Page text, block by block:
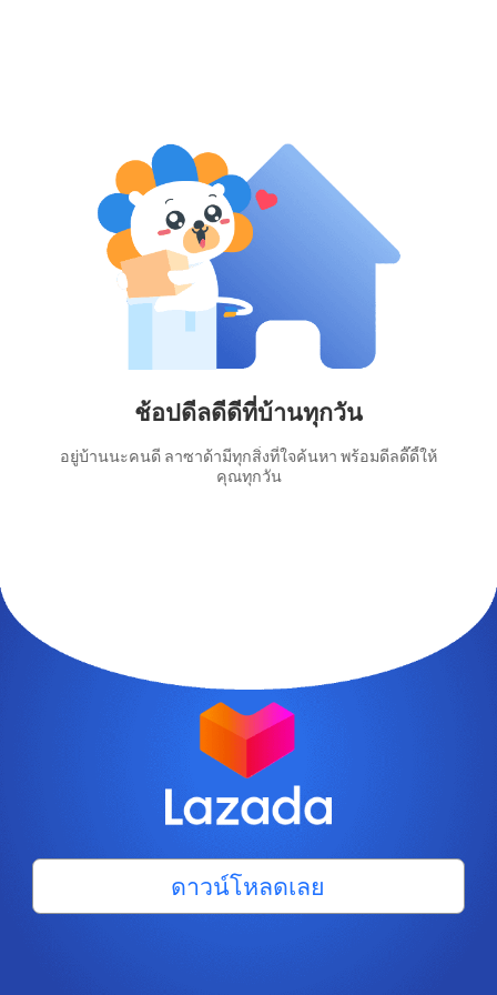
ช้อปดีลดีดีที่บ้านทุกวัน
อยู่บ้านนะคนดี ลาซาด้ามีทุกสิ่งที่ใจค้นหา พร้อมดีลดี๊ดี้ให้
คุณทุกวัน
ดาวน์โหลดเลย